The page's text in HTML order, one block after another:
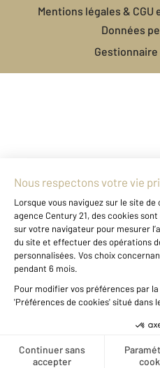
Mentions légales &
Données